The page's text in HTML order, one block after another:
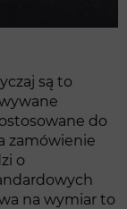
są to
do
zamówienie
o
na wymiar to